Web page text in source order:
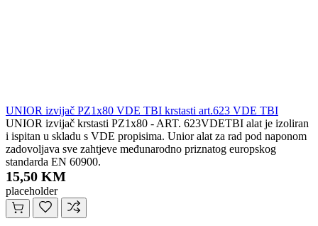
UNIOR izvijač PZ1x80 VDE TBI krstasti art.623 VDE TBI
UNIOR izvijač krstasti PZ1x80 - ART. 623VDETBI alat je izoliran
i ispitan u skladu s VDE propisima. Unior alat za rad pod naponom
zadovoljava sve zahtjeve međunarodno priznatog europskog
standarda EN 60900.
15,50 KM
placeholder